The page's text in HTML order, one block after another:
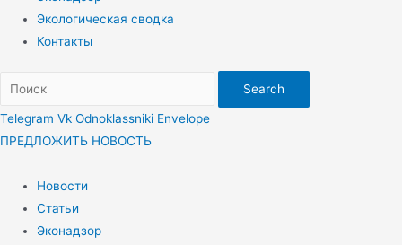
Экологическая сводка
Контакты
Search
Telegram Vk Odnoklassniki Envelope
ПРЕДЛОЖИТЬ НОВОСТЬ
Новости
Статьи
Эконадзор